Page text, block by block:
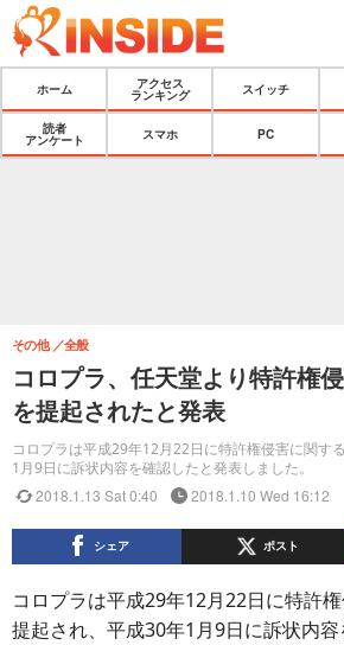
ホーム
アクセス
ランキング
スイッチ
読者
アンケート
スマホ PC
コロプラ、任天堂より特許権
を提起されたと発表
コロプラは平成29年12月22日に特許権侵害に関す
1月9日に訴状内容を確認したと発表しました。
その他 全般
2018.1.13 Sat 0:40 2018.1.10 Wed 16:12
シェア ポスト
コロプラは平成29年12月22日に特許
提起され、平成30年1月9日に訴状内